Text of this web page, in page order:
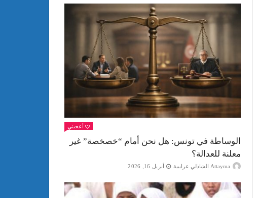
أعجبني
الوساطة في تونس: هل نحن أمام “خصخصة” غير
معلنة للعدالة؟
Attayma الشاذلي عرايبية أبريل 16, 2026